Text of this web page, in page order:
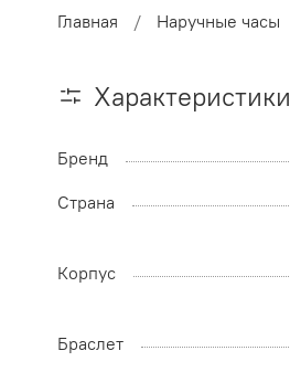
Главная Наручные часы
Характеристики
Бренд
Страна
Корпус
Браслет